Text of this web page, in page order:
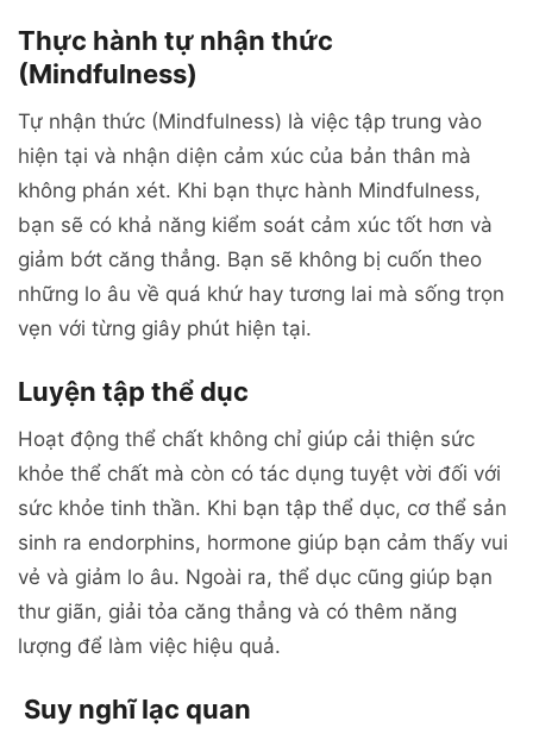
Thực hành tự nhận thức
(Mindfulness)
Tự nhận thức (Mindfulness) là việc tập trung vào
hiện tại và nhận diện cảm xúc của bản thân mà
không phán xét. Khi bạn thực hành Mindfulness,
bạn sẽ có khả năng kiểm soát cảm xúc tốt hơn và
giảm bớt căng thẳng. Bạn sẽ không bị cuốn theo
những lo âu về quá khứ hay tương lai mà sống trọn
vẹn với từng giây phút hiện tại.
Luyện tập thể dục
Hoạt động thể chất không chỉ giúp cải thiện sức
khỏe thể chất mà còn có tác dụng tuyệt vời đối với
sức khỏe tinh thần. Khi bạn tập thể dục, cơ thể sản
sinh ra endorphins, hormone giúp bạn cảm thấy vui
vẻ và giảm lo âu. Ngoài ra, thể dục cũng giúp bạn
thư giãn, giải tỏa căng thẳng và có thêm năng
lượng để làm việc hiệu quả.
Suy nghĩ lạc quan